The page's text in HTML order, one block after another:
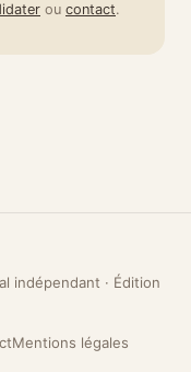
ou contact.
indépendant · Édition
Mentions légales